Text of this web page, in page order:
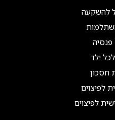
להשקעה
פנסיה
ילד
חסכון
לפיצוים
לפיצוים